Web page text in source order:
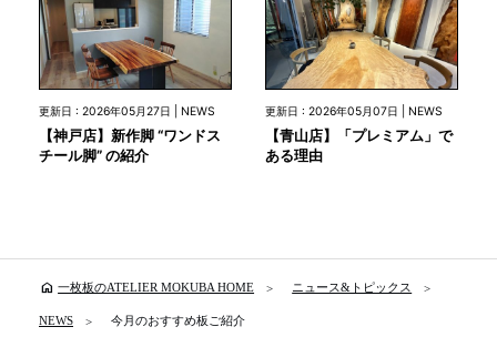
更新日 : 2026年05月27日 | NEWS
【神戸店】新作脚 “ワンドス
チール脚” の紹介
更新日 : 2026年05月07日 | NEWS
【青山店】「プレミアム」で
ある理由
home 一枚板のATELIER MOKUBA HOME ニュース&トピックス
NEWS 今月のおすすめ板ご紹介